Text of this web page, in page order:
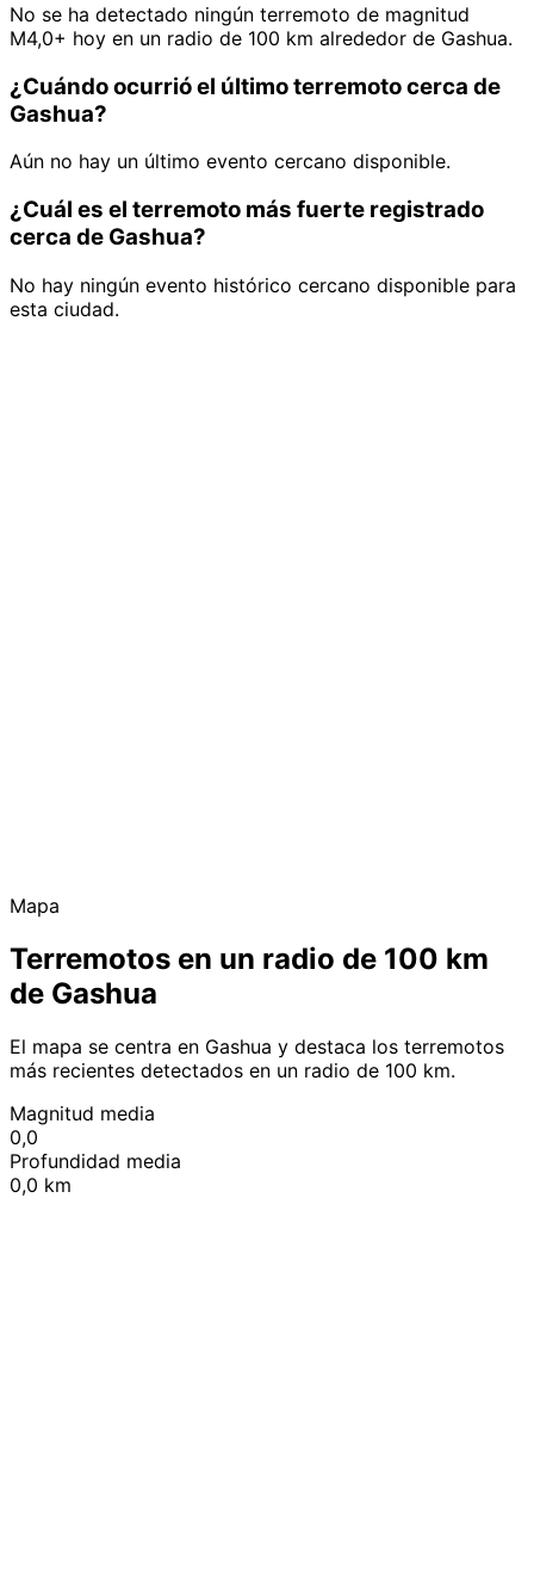
No se ha detectado ningún terremoto de magnitud
M4,0+ hoy en un radio de 100 km alrededor de Gashua.
¿Cuándo ocurrió el último terremoto cerca de
Gashua?
Aún no hay un último evento cercano disponible.
¿Cuál es el terremoto más fuerte registrado
cerca de Gashua?
No hay ningún evento histórico cercano disponible para
esta ciudad.
Mapa
Terremotos en un radio de 100 km
de Gashua
El mapa se centra en Gashua y destaca los terremotos
más recientes detectados en un radio de 100 km.
Magnitud media
0,0
Profundidad media
0,0 km